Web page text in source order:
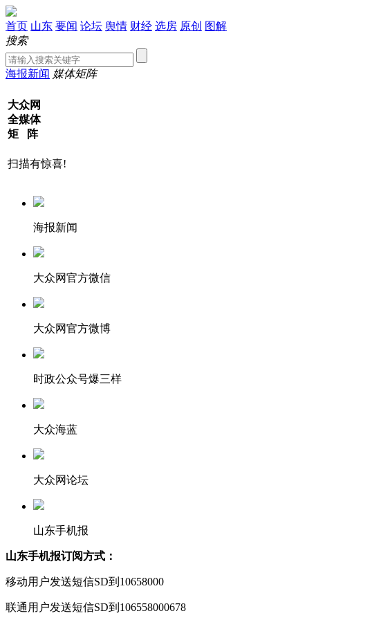
首页 山东 要闻 论坛 舆情 财经 选房 原创 图解
搜索
海报新闻 媒体矩阵
大众网
全媒体
矩 阵
扫描有惊喜!
海报新闻
大众网官方微信
大众网官方微博
时政公众号爆三样
大众海蓝
大众网论坛
山东手机报
山东手机报订阅方式：
移动用户发送短信SD到10658000
联通用户发送短信SD到106558000678